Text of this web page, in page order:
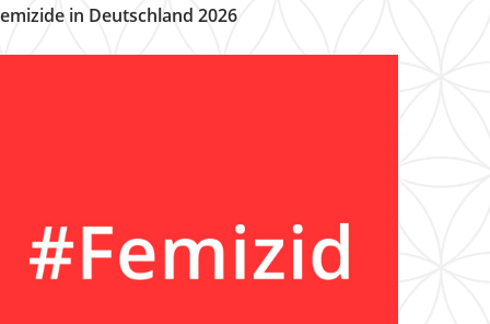
in Deutschland 2026